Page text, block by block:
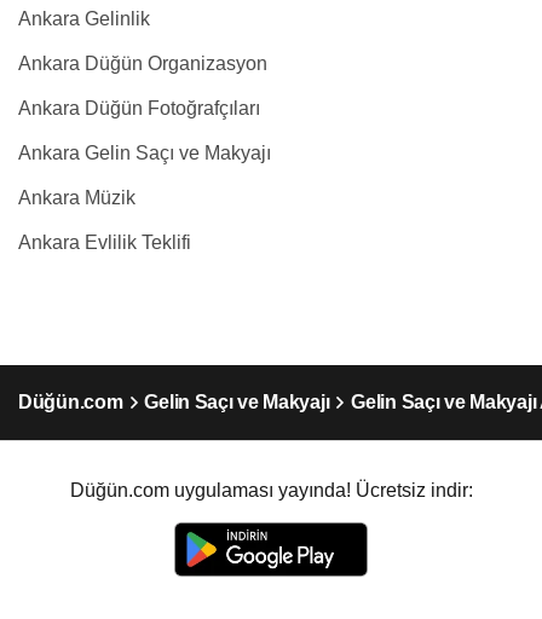
Ankara Gelinlik
Ankara Düğün Organizasyon
Ankara Düğün Fotoğrafçıları
Ankara Gelin Saçı ve Makyajı
Ankara Müzik
Ankara Evlilik Teklifi
Düğün.com Gelin Saçı ve Makyajı Gelin Saçı ve
Düğün.com uygulaması yayında! Ücretsiz indir: